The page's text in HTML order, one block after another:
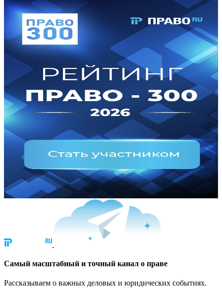
Cамый масштабный и точный канал о праве
Рассказываем о важных деловых и юридических событиях.